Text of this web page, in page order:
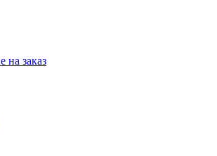
на заказ